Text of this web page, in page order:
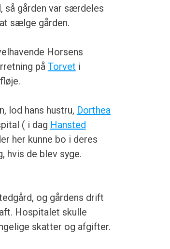
så gården var særdeles
sælge gården.
Horsens
på Torvet i
lod hans hustru, Dorthea
( i dag Hansted
her kunne bo i deres
hvis de blev syge.
og gårdens drift
Hospitalet skulle
skatter og afgifter.